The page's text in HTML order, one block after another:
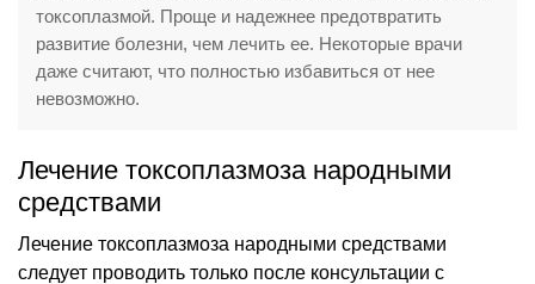
токсоплазмой. Проще и надежнее предотвратить
развитие болезни, чем лечить ее. Некоторые врачи
даже считают, что полностью избавиться от нее
невозможно.
Лечение токсоплазмоза народными
средствами
Лечение токсоплазмоза народными средствами
следует проводить только после консультации с